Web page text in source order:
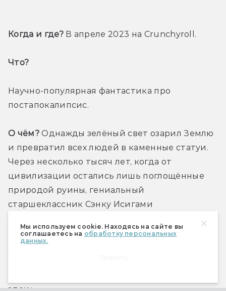
Мы используем cookie. Находясь на сайте вы
соглашаетесь на обработку персональных
данных.
Когда и где? В апреле 2023 на Crunchyroll.
Что?
Научно-популярная фантастика про
постапокалипсис.
О чём? Однажды зелёный свет озарил Землю
и превратил всех людей в каменные статуи.
Через несколько тысяч лет, когда от
цивилизации остались лишь поглощённые
природой руины, гениальный
старшеклассник Сэнку Исигами
друзей и найдя поселение первобытных
людей, Сэнку использует все свои знания,
эпоху.